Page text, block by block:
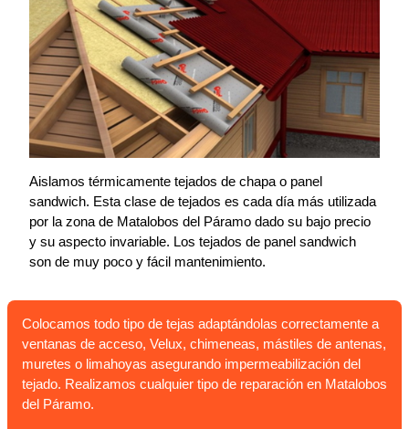
Aislamos térmicamente tejados de chapa o panel
sandwich. Esta clase de tejados es cada día más utilizada
por la zona de Matalobos del Páramo dado su bajo precio
y su aspecto invariable. Los tejados de panel sandwich
son de muy poco y fácil mantenimiento.
Colocamos todo tipo de tejas adaptándolas correctamente a
ventanas de acceso, Velux, chimeneas, mástiles de antenas,
muretes o limahoyas asegurando impermeabilización del
tejado. Realizamos cualquier tipo de reparación en Matalobos
del Páramo.